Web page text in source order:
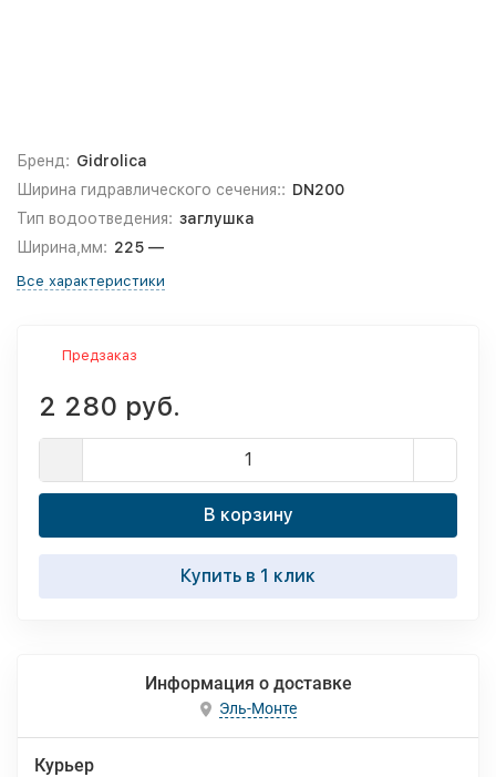
Бренд: Gidrolica
Ширина гидравлического сечения:: DN200
Тип водоотведения: заглушка
Ширина,мм: 225 —
Все характеристики
Предзаказ
2 280 руб.
В корзину
Купить в 1 клик
Информация о доставке
Эль-Монте
Курьер